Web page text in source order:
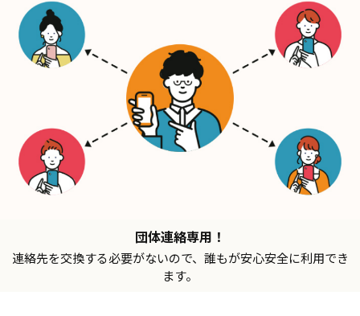
団体連絡専用！
連絡先を交換する必要がないので、誰もが安心安全に利用でき
ます。